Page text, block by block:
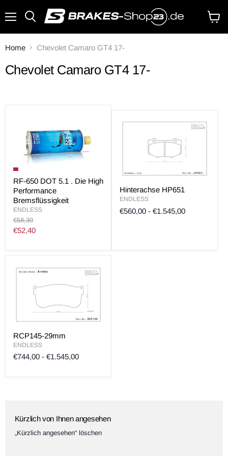
Home Chevolet Camaro GT4 17-
Chevolet Camaro GT4 17-
RF-650 DOT 5.1 . Die High
Performance
Bremsflüssigkeit
ENDLESS
Original
Preis
€58,30
Aktueller
€52,40
Hinterachse HP651
ENDLESS
€560,00 - €1.545,00
RCP145-29mm
ENDLESS
€744,00 - €1.545,00
Kürzlich von Ihnen angesehen
„Kürzlich angesehen“ löschen